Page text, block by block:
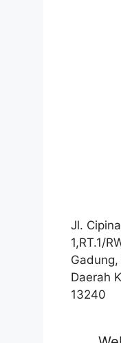
Jl.
1,RT.1/
Daerah
13240